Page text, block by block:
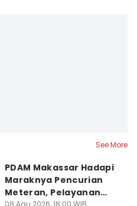
See More
PDAM Makassar Hadapi
Maraknya Pencurian
Meteran, Pelayanan
08 Agu 2026, 18:00 WIB